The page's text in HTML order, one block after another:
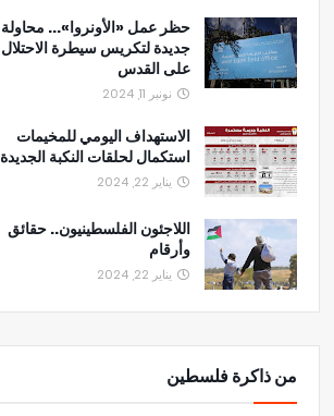
حظر عمل «الأونروا»... محاولة
جديدة لتكريس سيطرة الاحتلال
على القدس
نونبر 11, 2024
الاستهداف اليومي للمخيمات
استكمال لحلقات النكبة الجديدة
يناير 22, 2024
اللاجئون الفلسطينيون.. حقائق
وأرقام
يناير 22, 2024
من ذاكرة فلسطين